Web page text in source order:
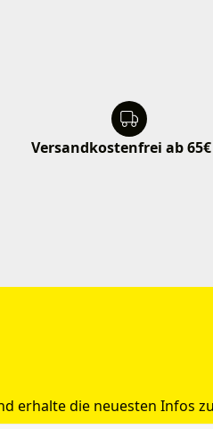
Versandkostenfrei ab 65€
erhalte die neuesten Infos